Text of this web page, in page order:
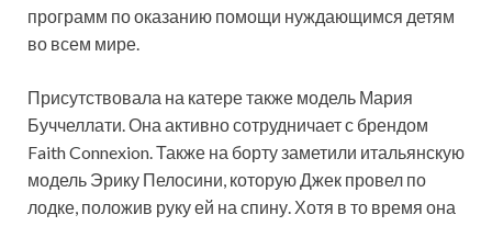
программ по оказанию помощи нуждающимся детям
во всем мире.
Присутствовала на катере также модель Мария
Буччеллати. Она активно сотрудничает с брендом
Faith Connexion. Также на борту заметили итальянскую
модель Эрику Пелосини, которую Джек провел по
лодке, положив руку ей на спину. Хотя в то время она